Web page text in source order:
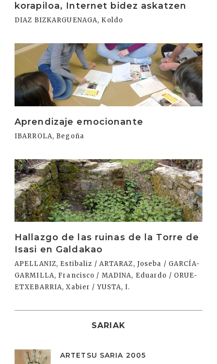
korapiloa, Internet bidez askatzen
DIAZ BIZKARGUENAGA, Koldo
Aprendizaje emocionante
IBARROLA, Begoña
Irakurri
Hallazgo de las ruinas de la Torre de
Isasi en Galdakao
APELLANIZ, Estibaliz / ARTARAZ, Joseba / GARCÍA-
GARMILLA, Francisco / MADINA, Eduardo / ORUE-
ETXEBARRIA, Xabier / YUSTA, I.
Irakurri
SARIAK
ARTETSU SARIA 2005